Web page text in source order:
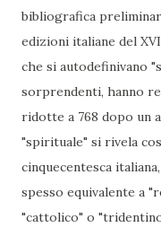
bibliografica
edizioni italiane del
che si autodefinivano
sorprendenti, hanno
ridotte a 768 dopo un
"spirituale" si rivela
cinquecentesca
spesso equivalente a
"cattolico" o